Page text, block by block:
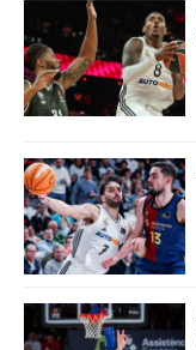
1199